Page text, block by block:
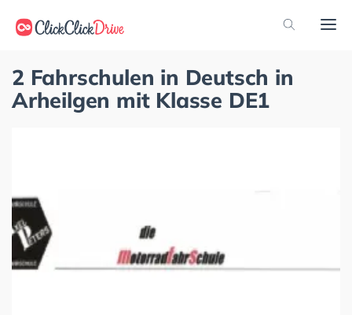
2 Fahrschulen in Deutsch in
Arheilgen mit Klasse DE1